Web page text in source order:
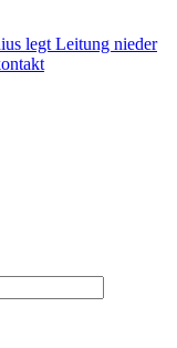
legt Leitung nieder